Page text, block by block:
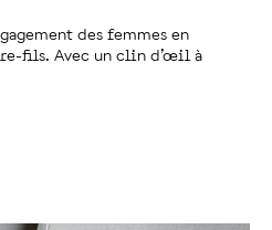
des femmes en
fils. Avec un clin d’œil à